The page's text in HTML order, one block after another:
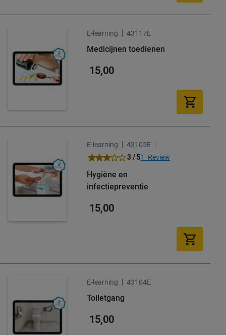
E-learning 43117E
Medicijnen toedienen
15,00
E-learning
43105E
Waardering: 3 / 51 Review
Hygiëne en
infectiepreventie
15,00
E-learning 43104E
Toiletgang
15,00